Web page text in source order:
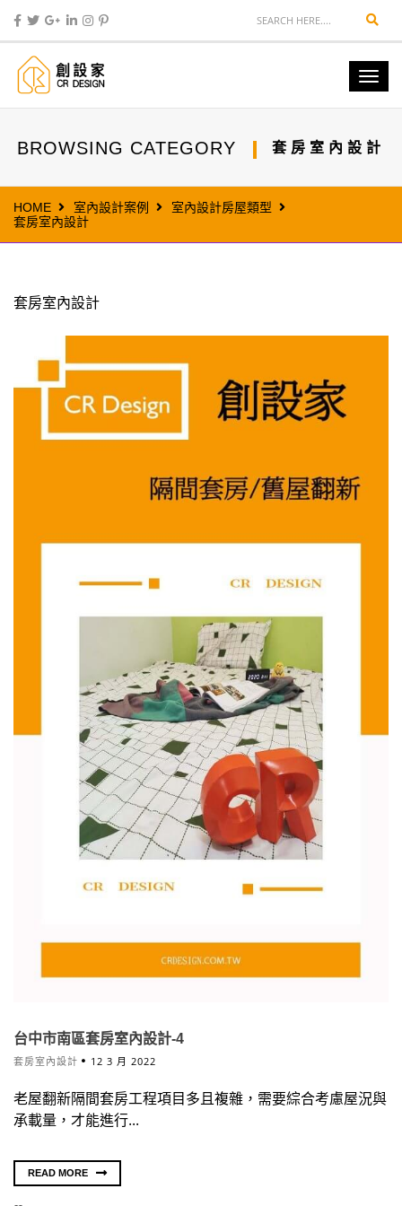
BROWSING CATEGORY 套房室內設計
HOME 室內設計案例
室內設計房屋類型
套房室內設計
套房室內設計
台中市南區套房室內設計-4
套房室內設計 12 3 月 2022
老屋翻新隔間套房工程項目多且複雜，需要綜合考慮屋況與
承載量，才能進行...
READ MORE